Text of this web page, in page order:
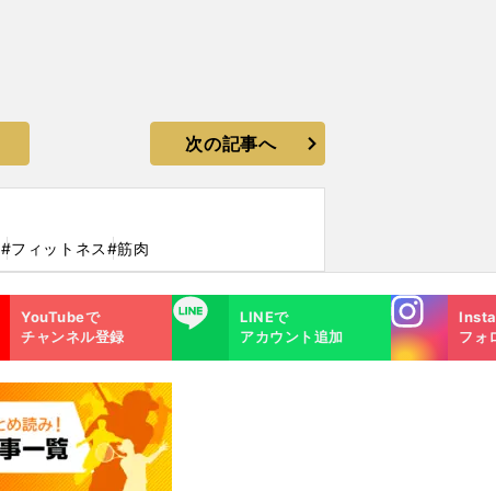
次の記事へ
#フィットネス#筋肉
YouTubeで
チャンネル登録
LINE
LINEで
アカウント追加
Instagra
m
フォ